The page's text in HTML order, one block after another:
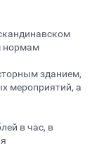
нормам
зданием,
мероприятий, а
в час, в
Окончание